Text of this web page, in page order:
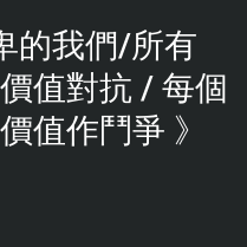
的我們/所有
值對抗 / 每個
值作鬥爭 》